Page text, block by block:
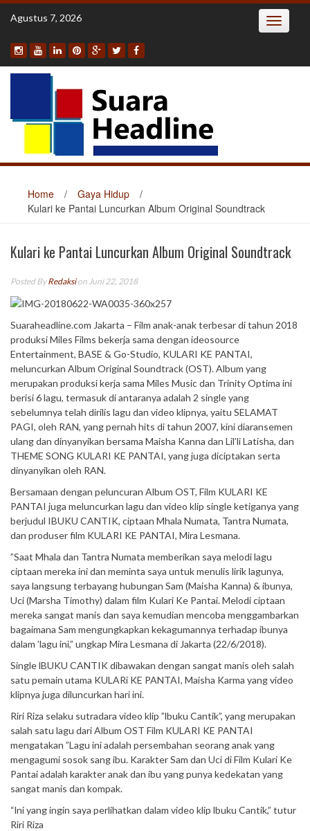
Skip
Agustus 7, 2026 Toggle
Home / Gaya Hidup
/
Kulari ke Pantai Luncurkan Album Original Soundtrack
Kulari ke Pantai Luncurkan Album Original Soundtrack
Posted ByRedaksion Juni 22, 2018
Suaraheadline.com Jakarta – Film anak-anak terbesar di tahun 2018
produksi Miles Films bekerja sama dengan ideosource
Entertainment, BASE & Go-Studio, KULARI KE PANTAI,
meluncurkan Album Original Soundtrack (OST). Album yang
merupakan produksi kerja sama Miles Music dan Trinity Optima ini
berisi 6 lagu, termasuk di antaranya adalah 2 single yang
sebelumnya telah dirilis lagu dan video klipnya, yaitu SELAMAT
PAGI, oleh RAN, yang pernah hits di tahun 2007, kini diaransemen
ulang dan dinyanyikan bersama Maisha Kanna dan Lil’li Latisha, dan
THEME SONG KULARI KE PANTAI, yang juga diciptakan serta
dinyanyikan oleh RAN.
Bersamaan dengan peluncuran Album OST, Film KULARI KE
PANTAI juga meluncurkan lagu dan video klip single ketiganya yang
berjudul IBUKU CANTIK, ciptaan Mhala Numata, Tantra Numata,
dan produser film KULARI KE PANTAI, Mira Lesmana.
”Saat Mhala dan Tantra Numata memberikan saya melodi lagu
ciptaan mereka ini dan meminta saya untuk menulis lirik lagunya,
saya langsung terbayang hubungan Sam (Maisha Kanna) & ibunya,
Uci (Marsha Timothy) dalam film Kulari Ke Pantai. Melodi ciptaan
mereka sangat manis dan saya kemudian mencoba menggambarkan
bagaimana Sam mengungkapkan kekagumannya terhadap ibunya
dalam ’lagu ini,” ungkap Mira Lesmana di Jakarta (22/6/2018).
Single lBUKU CANTIK dibawakan dengan sangat manis oleh salah
satu pemain utama KULARi KE PANTAI, Maisha Karma yang video
klipnya juga diluncurkan hari ini.
Riri Riza selaku sutradara video klip ”lbuku Cantik”, yang merupakan
salah satu lagu dari Album OST Film KULARI KE PANTAI
mengatakan ”Lagu ini adalah persembahan seorang anak yang
mengagumi sosok sang ibu. Karakter Sam dan Uci di Film Kulari Ke
Pantai adalah karakter anak dan ibu yang punya kedekatan yang
sangat manis dan kompak.
“lni yang ingin saya perlihatkan dalam video klip lbuku Cantik,” tutur
Riri Riza